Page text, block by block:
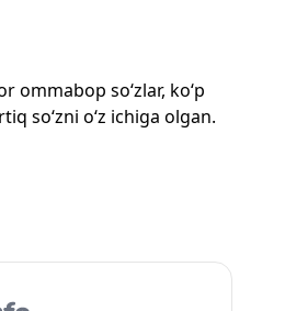
so‘zlar, ko‘p
so‘zni o‘z ichiga olgan.